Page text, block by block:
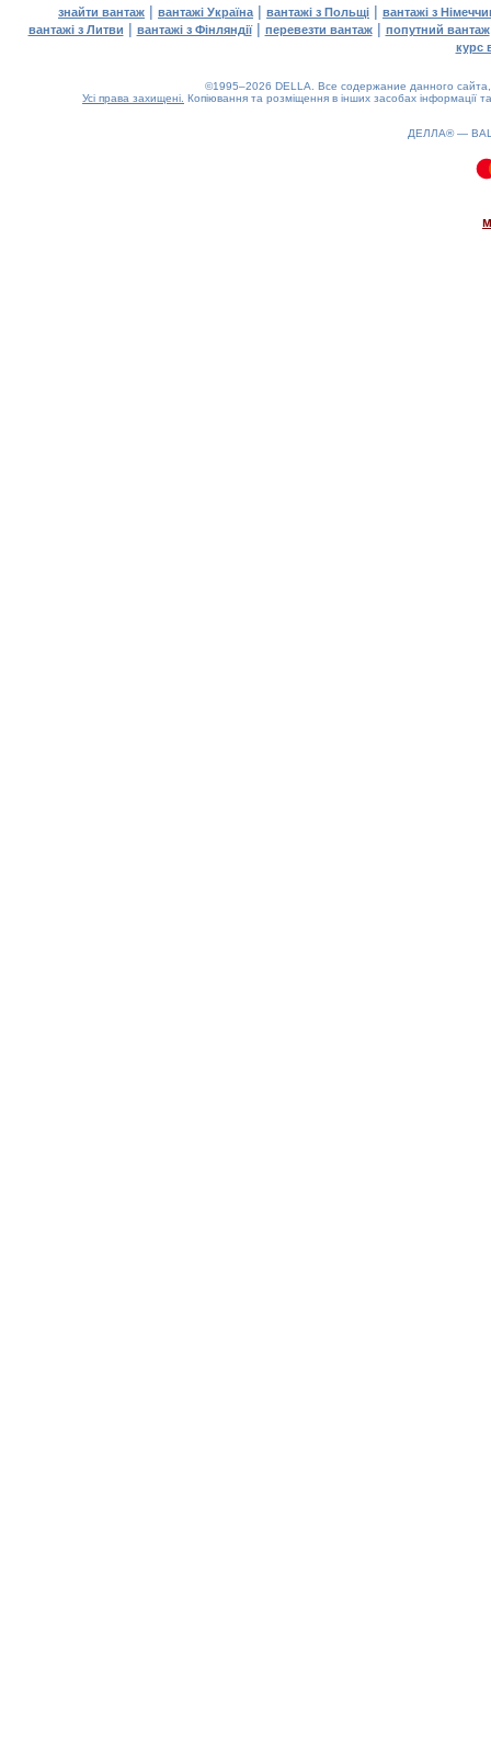
знайти вантаж | вантажі Україна | вантажі з Польщі | вантажі з
вантажі з Литви | вантажі з Фінляндії| перевезти вантаж| попутний вантаж
курс
©1995–2026 DELLA. Все содержание данного
Усі права захищені. Копіювання та розміщення в інших засобах інформації
ДЕЛЛА® —